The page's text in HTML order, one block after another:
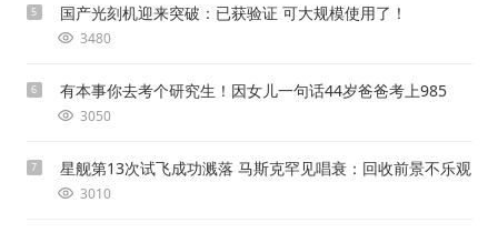
5 国产光刻机迎来突破：已获验证 可大规模使用了！
3480
6 有本事你去考个研究生！因女儿一句话44岁爸爸考上985
3050
7 星舰第13次试飞成功溅落 马斯克罕见唱衰：回收前景不乐观
3010